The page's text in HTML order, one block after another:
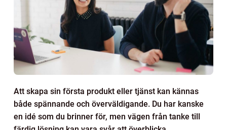
Att skapa sin första produkt eller tjänst kan kännas
både spännande och överväldigande. Du har kanske
en idé som du brinner för, men vägen från tanke till